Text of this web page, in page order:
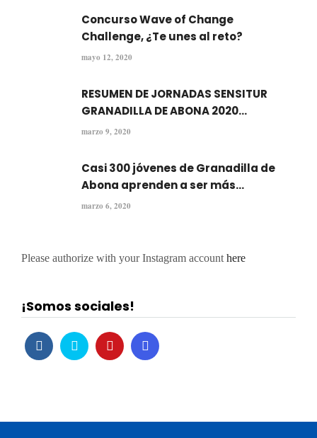
Concurso Wave of Change
Challenge, ¿Te unes al reto?
mayo 12, 2020
RESUMEN DE JORNADAS SENSITUR
GRANADILLA DE ABONA 2020...
marzo 9, 2020
Casi 300 jóvenes de Granadilla de
Abona aprenden a ser más...
marzo 6, 2020
Please authorize with your Instagram account here
¡Somos sociales!